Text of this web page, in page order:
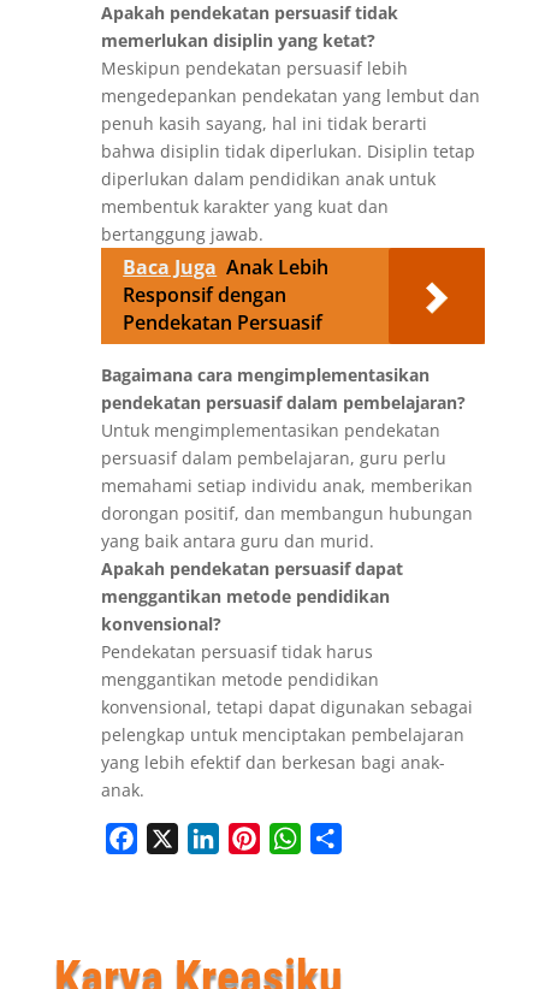
Apakah pendekatan persuasif tidak
memerlukan disiplin yang ketat?
Meskipun pendekatan persuasif lebih
mengedepankan pendekatan yang lembut dan
penuh kasih sayang, hal ini tidak berarti
bahwa disiplin tidak diperlukan. Disiplin tetap
diperlukan dalam pendidikan anak untuk
membentuk karakter yang kuat dan
bertanggung jawab.
Baca Juga Anak Lebih
Responsif dengan
Pendekatan Persuasif
Bagaimana cara mengimplementasikan
pendekatan persuasif dalam pembelajaran?
Untuk mengimplementasikan pendekatan
persuasif dalam pembelajaran, guru perlu
memahami setiap individu anak, memberikan
dorongan positif, dan membangun hubungan
yang baik antara guru dan murid.
Apakah pendekatan persuasif dapat
menggantikan metode pendidikan
konvensional?
Pendekatan persuasif tidak harus
menggantikan metode pendidikan
konvensional, tetapi dapat digunakan sebagai
pelengkap untuk menciptakan pembelajaran
yang lebih efektif dan berkesan bagi anak-
anak.
Facebook LinkedInPinterestWhatsApp